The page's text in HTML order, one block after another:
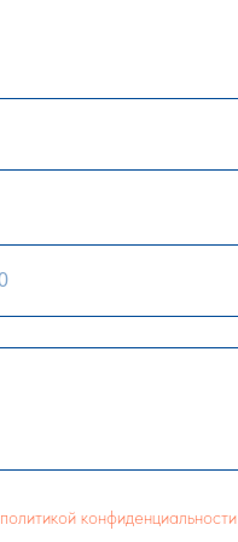
политикой конфиденциальности